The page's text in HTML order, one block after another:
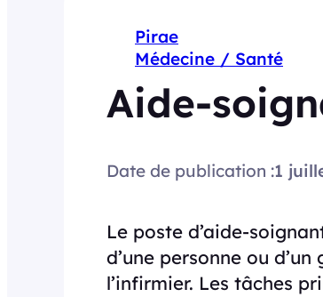
Pirae
Médecine / Santé
Aide-
Date de publication :1
Le poste d’aide-
d’une personne ou
l’infirmier. Les tâches